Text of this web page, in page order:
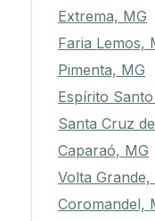
Extrema, MG
Faria Lemos,
Pimenta, MG
Espírito
Santa Cruz
Caparaó, MG
Volta Grande,
Coromandel,